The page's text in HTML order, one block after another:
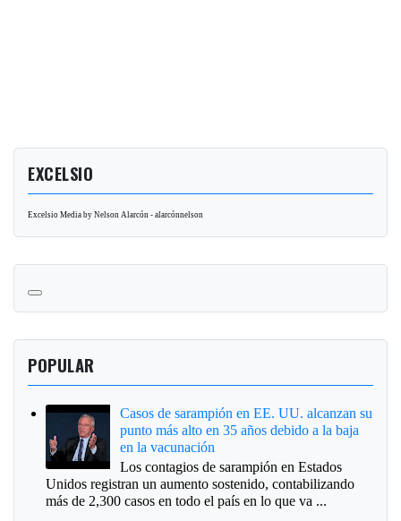
EXCELSIO
Excelsio Media by Nelson Alarcón - alarcónnelson
POPULAR
Casos de sarampión en EE. UU. alcanzan su
punto más alto en 35 años debido a la baja
en la vacunación
Los contagios de sarampión en Estados
Unidos registran un aumento sostenido, contabilizando
más de 2,300 casos en todo el país en lo que va ...